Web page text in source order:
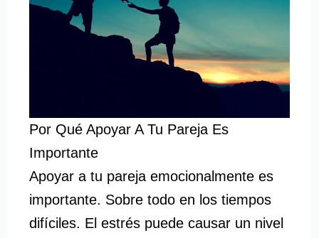
Por Qué Apoyar A Tu Pareja Es
Importante
Apoyar a tu pareja emocionalmente es
importante. Sobre todo en los tiempos
difíciles. El estrés puede causar un nivel